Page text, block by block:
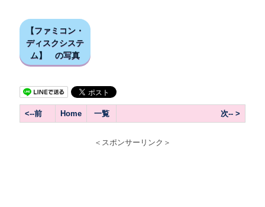
【ファミコン・
ディスクシステ
ム】 の写真
<--前 Home 一覧 次-- >
＜スポンサーリンク＞